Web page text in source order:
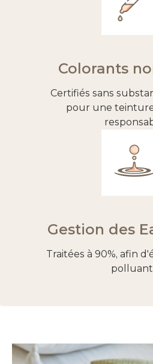
Colorants
Certifiés sans
pour une
Gestion des
Traitées à 90%, afin